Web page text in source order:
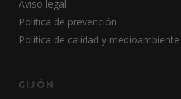
Aviso legal
Política de prevención
Política de calidad y medioambiente
Gijón